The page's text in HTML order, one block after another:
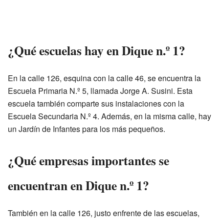
¿Qué escuelas hay en Dique n.º 1?
En la calle 126, esquina con la calle 46, se encuentra la
Escuela Primaria N.º 5, llamada Jorge A. Susini. Esta
escuela también comparte sus instalaciones con la
Escuela Secundaria N.º 4. Además, en la misma calle, hay
un Jardín de Infantes para los más pequeños.
¿Qué empresas importantes se
encuentran en Dique n.º 1?
También en la calle 126, justo enfrente de las escuelas,